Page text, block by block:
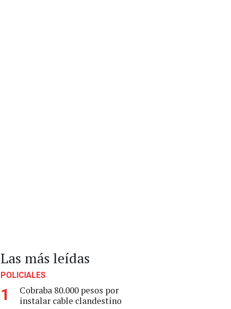
Las más leídas
POLICIALES
1
Cobraba 80.000 pesos por
instalar cable clandestino